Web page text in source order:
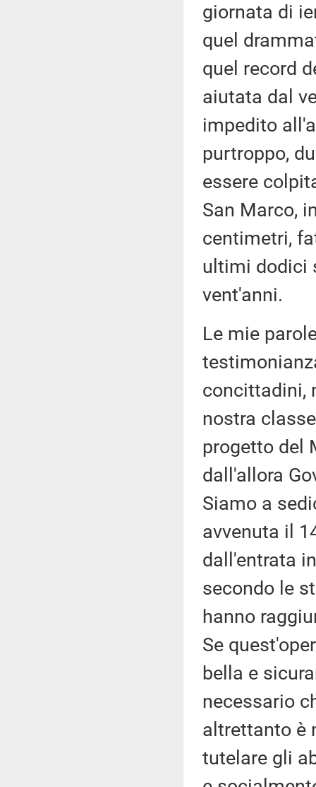
giornata di
quel
quel record
aiutata dal
impedito
purtroppo,
essere
San Marco,
centimetri,
ultimi dodici
vent'anni.
Le mie
concittadini,
nostra
progetto del
dall'allora
Siamo a
avvenuta il
dall'entrata
secondo le
hanno
Se
bella e
necessario
altrettanto è
tutelare gli